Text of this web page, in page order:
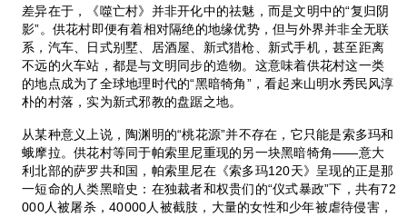
差异在于，《噬亡村》并非开化中的祛魅，而是文明中的“复归阴
影”。供花村即便有着相对隔绝的地缘优势，但与外界并非全无联
系，汽车、日式别墅、居酒屋、新式猎枪、新式手机，甚至距离
不远的火车站，都是与文明同步的造物。这意味着供花村这一类
的地点成为了全球地理时代的“黑暗犄角”，看起来山明水秀民风淳
朴的村落，实为新式邪教的盘踞之地。
从某种意义上说，陶渊明的“桃花源”并不存在，它只能是索多玛和
蛾摩拉。供花村等同于帕索里尼重现的另一块黑暗犄角——意大
利北部的萨罗共和国，帕索里尼在《索多玛120天》呈现的正是那
一短命的人类黑暗史：在独裁者和权贵们的“仪式暴政”下，共有72
000人被屠杀，40000人被截肢，大量的女性和少年被虐待侵害，